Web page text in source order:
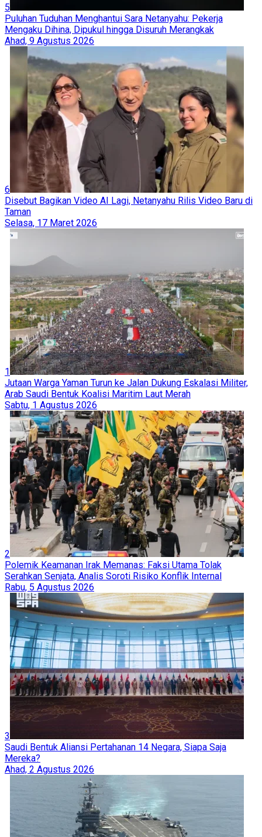
5
Puluhan Tuduhan Menghantui Sara Netanyahu: Pekerja
Mengaku Dihina, Dipukul hingga Disuruh Merangkak
Ahad, 9 Agustus 2026
6
Disebut Bagikan Video AI Lagi, Netanyahu Rilis Video Baru di
Taman
Selasa, 17 Maret 2026
1
Jutaan Warga Yaman Turun ke Jalan Dukung Eskalasi Militer,
Arab Saudi Bentuk Koalisi Maritim Laut Merah
Sabtu, 1 Agustus 2026
2
Polemik Keamanan Irak Memanas: Faksi Utama Tolak
Serahkan Senjata, Analis Soroti Risiko Konflik Internal
Rabu, 5 Agustus 2026
3
Saudi Bentuk Aliansi Pertahanan 14 Negara, Siapa Saja
Mereka?
Ahad, 2 Agustus 2026